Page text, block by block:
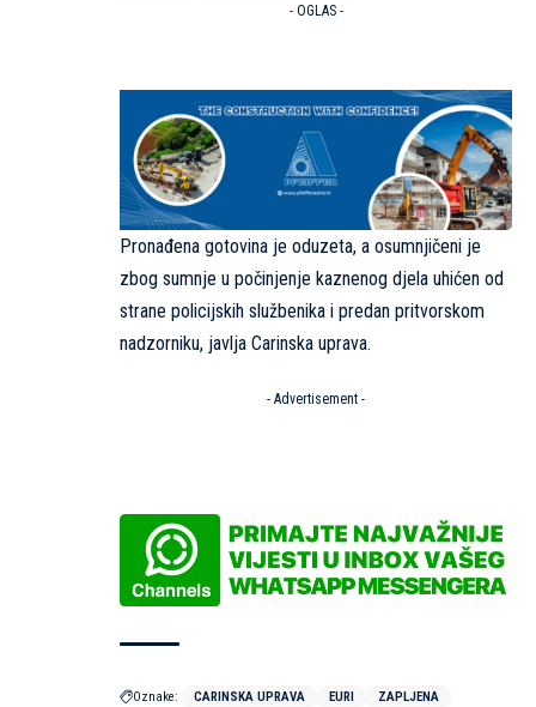
- OGLAS -
Pronađena gotovina je oduzeta, a osumnjičeni je
zbog sumnje u počinjenje kaznenog djela uhićen od
strane policijskih službenika i predan pritvorskom
nadzorniku, javlja Carinska uprava.
- Advertisement -
Oznake: CARINSKA UPRAVA EURI ZAPLJENA